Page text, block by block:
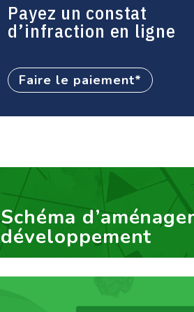
Payez un constat
d’infraction en ligne
Faire le paiement*
Schéma
développement